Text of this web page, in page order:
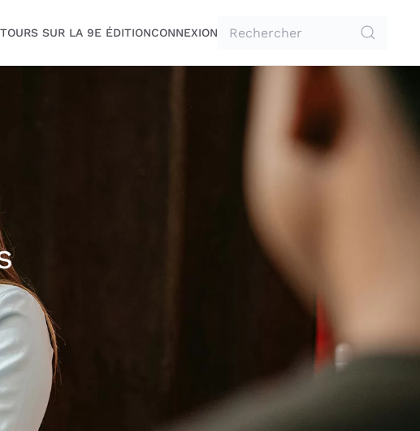
SUR LA 9E ÉDITIONCONNEXION